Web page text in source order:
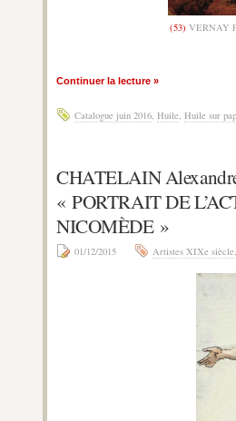
(53) VERNAY
Continuer la lecture »
Catalogue juin 2016, Huile, Huile sur
CHATELAIN
« PORTRAIT DE
NICOMÈDE »
01/12/2015 Artistes XIXe siècle